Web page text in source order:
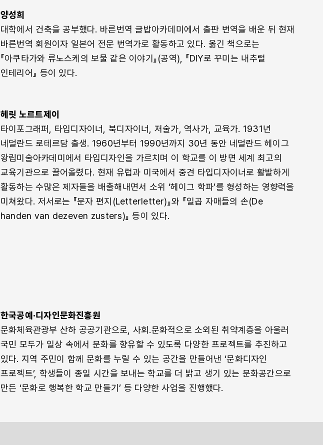
양성희
대학에서 건축을 공부했다. 바른번역 글밥아카데미에서 출판 번역을 배운 뒤 현재
바른번역 회원이자 일본어 전문 번역가로 활동하고 있다. 옮긴 책으로는
『아쿠타가와 류노스케의 보물 같은 이야기』(공역), 『DIY로 꾸미는 내추럴
인테리어』 등이 있다.
헤릿 노르트제이
타이포그래퍼, 타입디자이너, 북디자이너, 저술가, 역사가, 교육가. 1931년
네덜란드 로테르담 출생. 1960년부터 1990년까지 30년 동안 네덜란드 헤이그
왕립미술아카데미에서 타입디자인을 가르치며 이 학교를 이 방면 세계 최고의
교육기관으로 끌어올렸다. 현재 유럽과 미국에서 중견 타입디자이너로 활발하게
활동하는 수많은 제자들을 배출해내면서 소위 ‘헤이그 학파’를 형성하는 영향력을
미쳐왔다. 저서로는 『문자 편지(Letterletter)』와 『일곱 자매들의 손(De
handen van dezeven zusters)』 등이 있다.
한국공예·디자인문화진흥원
문화체육관광부 산하 공공기관으로, 사회.문화적으로 소외된 취약계층을 아울러
국민 모두가 일상 속에서 문화를 향유할 수 있도록 다양한 프로젝트를 추진하고
있다. 지역 주민이 함께 문화를 누릴 수 있는 공간을 만들어낸 ‘문화디자인
프로젝트’, 학생들이 종일 시간을 보내는 학교를 더 밝고 생기 있는 문화공간으로
만든 ‘문화로 행복한 학교 만들기’ 등 다양한 사업을 진행했다.